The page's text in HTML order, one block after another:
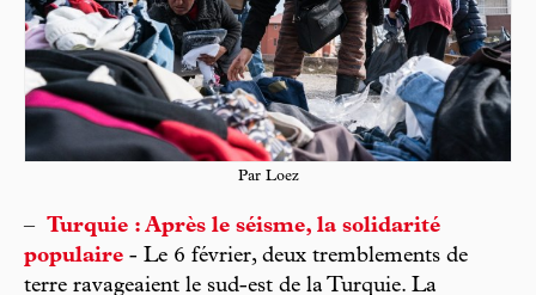
Par Loez
–
Turquie : Après le séisme, la solidarité
populaire - Le 6 février, deux tremblements de
terre ravageaient le sud-est de la Turquie. La